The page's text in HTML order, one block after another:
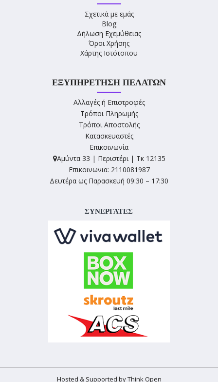
Σχετικά με εμάς
Blog
Δήλωση Εχεμύθειας
Όροι Χρήσης
Χάρτης Ιστότοπου
ΕΞΥΠΗΡΈΤΗΣΗ ΠΕΛΑΤΏΝ
Αλλαγές ή Επιστροφές
Τρόποι Πληρωμής
Τρόποι Αποστολής
Κατασκευαστές
Επικοινωνία
Αμύντα 33 | Περιστέρι | Τκ 12135
Επικοινωνια: 2110081987
Δευτέρα ως Παρασκευή 09:30 – 17:30
ΣΥΝΕΡΓΑΤΕΣ
Hosted & Supported by Think Open